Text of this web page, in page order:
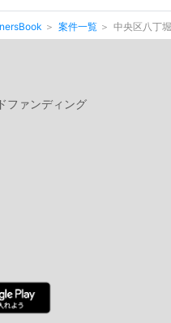
案件一覧 中央区八丁
ファンディング